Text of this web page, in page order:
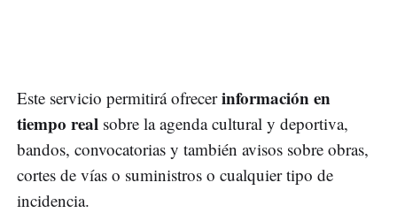
Este servicio permitirá ofrecerinformación en
tiempo real sobre la agenda cultural y deportiva,
bandos, convocatorias y también avisos sobre obras,
cortes de vías o suministros o cualquier tipo de
incidencia.